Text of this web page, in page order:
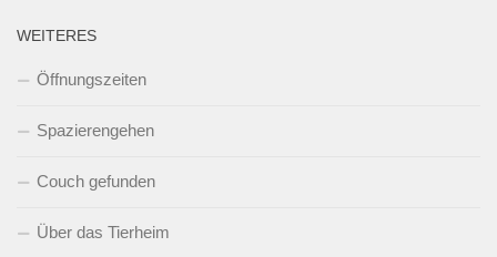
WEITERES
Öffnungszeiten
Spazierengehen
Couch gefunden
Über das Tierheim